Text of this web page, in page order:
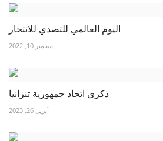
سبتمبر 10, 2022
أبريل 26, 2023